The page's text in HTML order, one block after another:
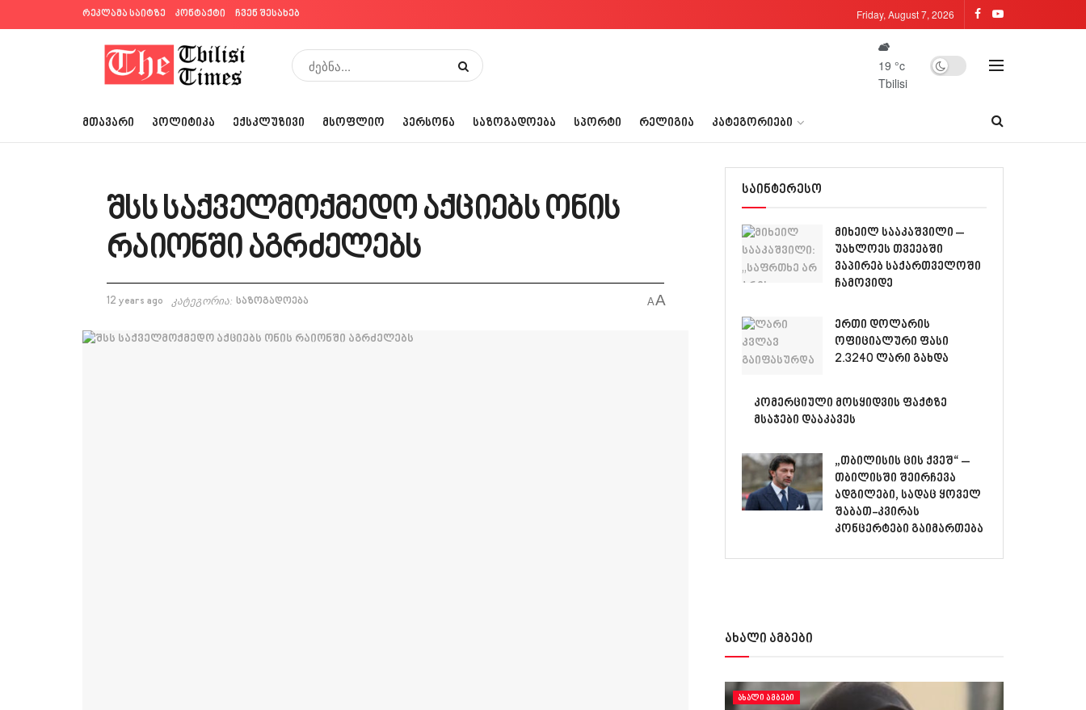
რეკლამა საიტზე კონტაქტი ჩვენ შესახებ Friday, August 7, 2026
19 °c
Tbilisi
ᲛᲗᲐᲕᲐᲠᲘ ᲞᲝᲚᲘᲢᲘᲙᲐ ᲔᲥᲡᲙᲚᲣᲖᲘᲕᲘ ᲛᲡᲝᲤᲚᲘᲝ ᲞᲔᲠᲡᲝᲜᲐ ᲡᲐᲖᲝᲒᲐᲓᲝᲔᲑᲐ ᲡᲞᲝᲠᲢᲘ ᲠᲔᲚᲘᲒᲘᲐ ᲙᲐᲢᲔᲒᲝᲠᲘᲔᲑᲘ
შსს საქველმოქმედო აქციებს ონის
რაიონში აგრძელებს
12 years ago კატეგორია: საზოგადოება AA
საინტერესო
მიხეილ სააკაშვილი –
უახლოეს თვეებში
ვაპირებ საქართველოში
ჩამოვიდე
ერთი დოლარის
ოფიციალური ფასი
2.3240 ლარი გახდა
კომერციული მოსყიდვის ფაქტზე
მსაჯები დააკავეს
„თბილისის ცის ქვეშ“ –
თბილისში შეირჩევა
ადგილები, სადაც ყოველ
შაბათ-კვირას
კონცერტები გაიმართება
ახალი ამბები
ᲐᲮᲐᲚᲘ ᲐᲛᲑᲔᲑᲘ